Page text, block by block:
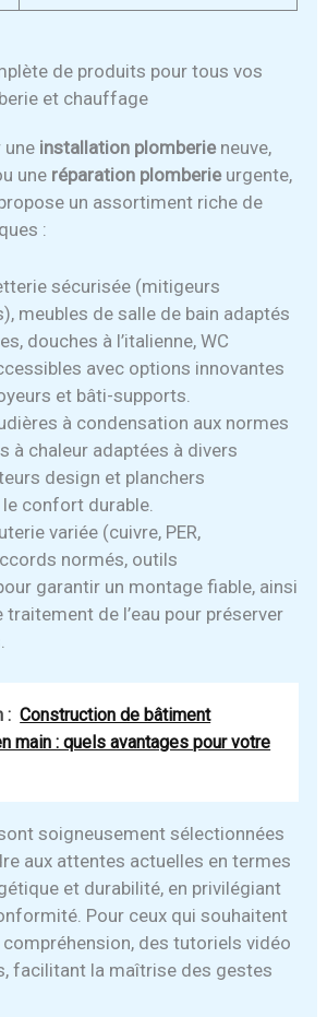
de produits pour tous vos
et chauffage
une installation plomberieneuve,
une réparation plomberieurgente,
un assortiment riche de
:
sécurisée (mitigeurs
meubles de salle de bain adaptés
douches à l’italienne, WC
avec options innovantes
et bâti-supports.
à condensation aux normes
à chaleur adaptées à divers
design et planchers
confort durable.
variée (cuivre, PER,
normés, outils
garantir un montage fiable, ainsi
de l’eau pour préserver
: Construction de bâtiment
main : quels avantages pour votre
soigneusement sélectionnées
aux attentes actuelles en termes
et durabilité, en privilégiant
Pour ceux qui souhaitent
des tutoriels vidéo
facilitant la maîtrise des gestes